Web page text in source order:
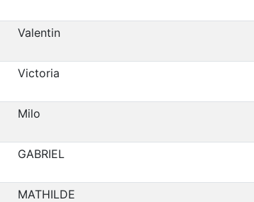
Valentin
Victoria
Milo
GABRIEL
MATHILDE